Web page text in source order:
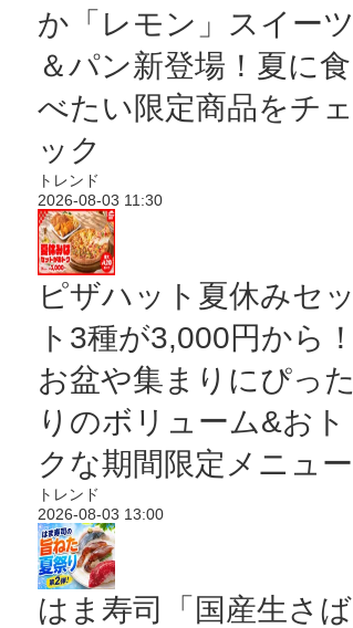
か「レモン」スイーツ
＆パン新登場！夏に食
べたい限定商品をチェ
ック
トレンド
2026-08-03 11:30
ピザハット夏休みセッ
ト3種が3,000円から！
お盆や集まりにぴった
りのボリューム&おト
クな期間限定メニュー
トレンド
2026-08-03 13:00
はま寿司「国産生さば